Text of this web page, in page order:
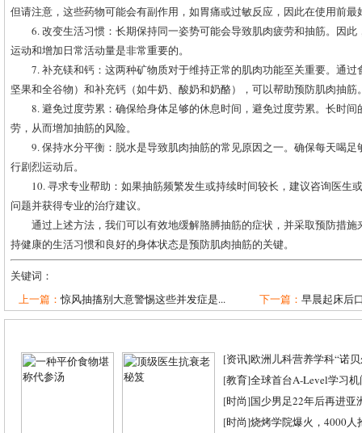
但请注意，这些药物可能会有副作用，如胃痛或过敏反应，因此在使用前最
6. 改变生活习惯：长期保持同一姿势可能会导致肌肉疲劳和抽筋。因
运动和增加日常活动量是非常重要的。
7. 补充镁和钙：这两种矿物质对于维持正常的肌肉功能至关重要。通
坚果和全谷物）和补充钙（如牛奶、酸奶和奶酪），可以帮助预防肌肉抽筋
8. 避免过度劳累：确保给身体足够的休息时间，避免过度劳累。长时
劳，从而增加抽筋的风险。
9. 保持水分平衡：脱水是导致肌肉抽筋的常见原因之一。确保每天喝
行剧烈运动后。
10. 寻求专业帮助：如果抽筋频繁发生或持续时间较长，建议咨询医生
问题并获得专业的治疗建议。
通过上述方法，我们可以有效地缓解胳膊抽筋的症状，并采取预防措
持健康的生活习惯和良好的身体状态是预防肌肉抽筋的关键。
关键词：
上一篇：惊风抽搐别大意警惕这些并发症是... 下一篇： 早晨起床后
[资讯]欧洲儿科营养学科“诺
[教育]全球首台A-Level学习
[时尚]国少男足22年后再进亚
[时尚]烧烤学院爆火，4000人